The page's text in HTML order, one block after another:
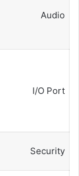
Audio
I/O Port
Security